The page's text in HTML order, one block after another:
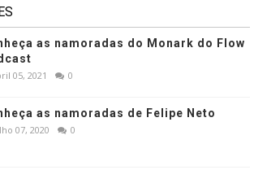
as namoradas do Monark do Flow
05, 2021 0
as namoradas de Felipe Neto
07, 2020 0